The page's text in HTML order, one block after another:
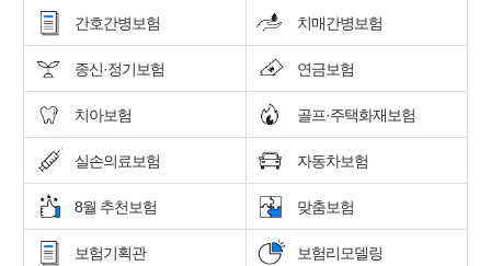
간호간병보험 치매간병보험
종신·정기보험 연금보험
치아보험 골프·주택화재보험
실손의료보험 자동차보험
8월 추천보험 맞춤보험
보험기획관 보험리모델링